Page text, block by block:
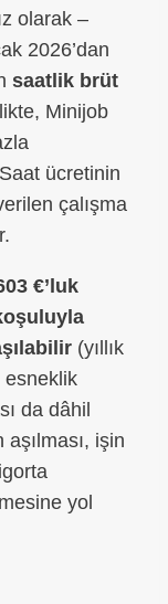
olarak –
2026’dan
saatlik brüt
Minijob
ücretinin
çalışma
€’luk
(yıllık
esneklik
da dâhil
işin
yol